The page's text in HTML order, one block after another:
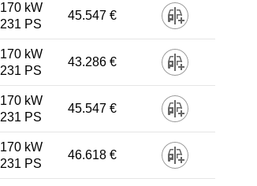
170 kW
231 PS
45.547 €
170 kW
231 PS
43.286 €
170 kW
231 PS
45.547 €
170 kW
231 PS
46.618 €